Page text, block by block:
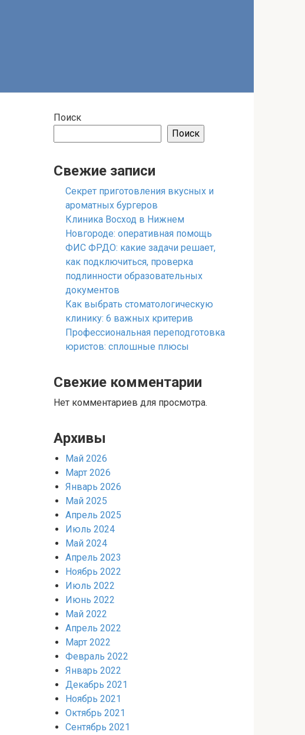
Поиск
Поиск
Свежие записи
Секрет приготовления вкусных и
ароматных бургеров
Клиника Восход в Нижнем
Новгороде: оперативная помощь
ФИС ФРДО: какие задачи решает,
как подключиться, проверка
подлинности образовательных
документов
Как выбрать стоматологическую
клинику: 6 важных критерив
Профессиональная переподготовка
юристов: сплошные плюсы
Свежие комментарии
Нет комментариев для просмотра.
Архивы
Май 2026
Март 2026
Январь 2026
Май 2025
Апрель 2025
Июль 2024
Май 2024
Апрель 2023
Ноябрь 2022
Июль 2022
Июнь 2022
Май 2022
Апрель 2022
Март 2022
Февраль 2022
Январь 2022
Декабрь 2021
Ноябрь 2021
Октябрь 2021
Сентябрь 2021